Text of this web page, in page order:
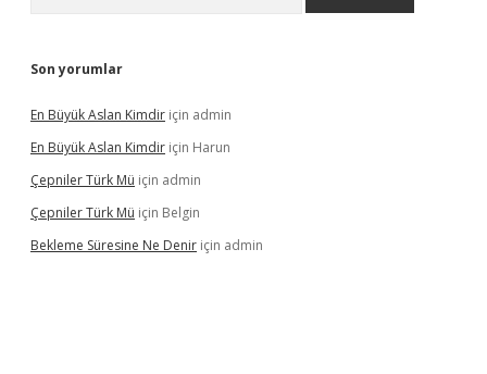
Son yorumlar
En Büyük Aslan Kimdir için admin
En Büyük Aslan Kimdir için Harun
Çepniler Türk Mü için admin
Çepniler Türk Mü için Belgin
Bekleme Süresine Ne Denir için admin